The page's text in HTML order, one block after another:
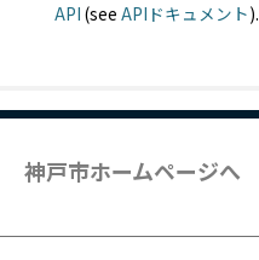
API (see APIドキュメント).
神戸市ホームページへ